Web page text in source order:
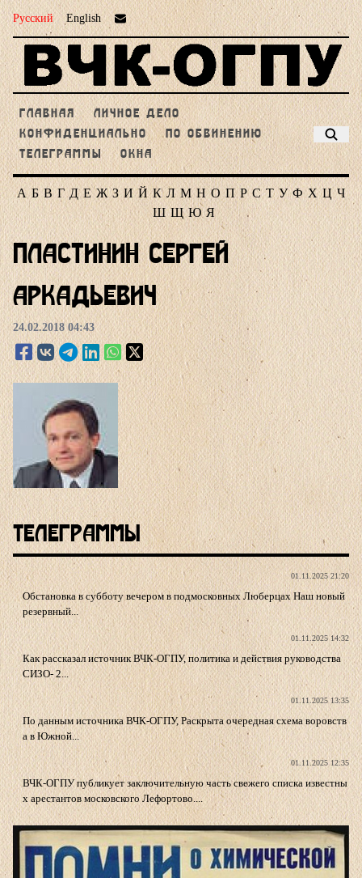
Русский English
ГЛАВНАЯ
ЛИЧНОЕ ДЕЛО
КОНФИДЕНЦИАЛЬНО
ПО ОБВИНЕНИЮ
ТЕЛЕГРАММЫ
ОКНА
А Б В Г Д Е Ж З И Й К Л М Н О П Р С Т У Ф Х Ц Ч
Ш Щ Ю Я
Пластинин Сергей
Аркадьевич
24.02.2018 04:43
Телеграммы
01.11.2025 21:20
Обстановка в субботу вечером в подмосковных Люберцах Наш новый
резервный...
01.11.2025 14:32
Как рассказал источник ВЧК-ОГПУ, политика и действия руководства
СИЗО- 2...
01.11.2025 13:35
По данным источника ВЧК-ОГПУ, Раскрыта очередная схема воровств
а в Южной...
01.11.2025 12:35
ВЧК-ОГПУ публикует заключительную часть свежего списка известны
х арестантов московского Лефортово....